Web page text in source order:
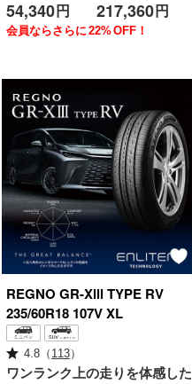
54,340 円 217,360 円
会員ならさらに 22%OFF！
REGNO GR-XⅢ TYPE RV
235/60R18 107V XL
4.8（ 113）
ワンランク上の走りを体感した